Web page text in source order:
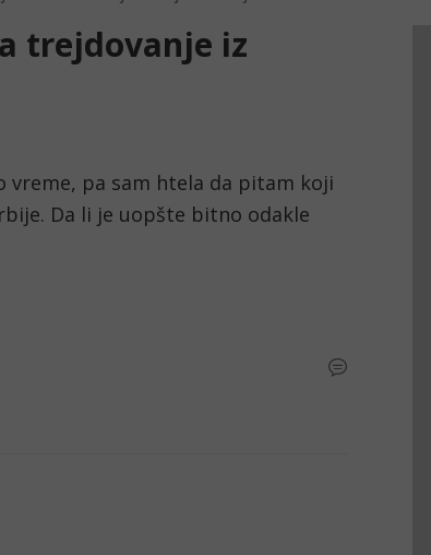
trejdovanje iz
vreme, pa sam htela da pitam koji
Da li je uopšte bitno odakle